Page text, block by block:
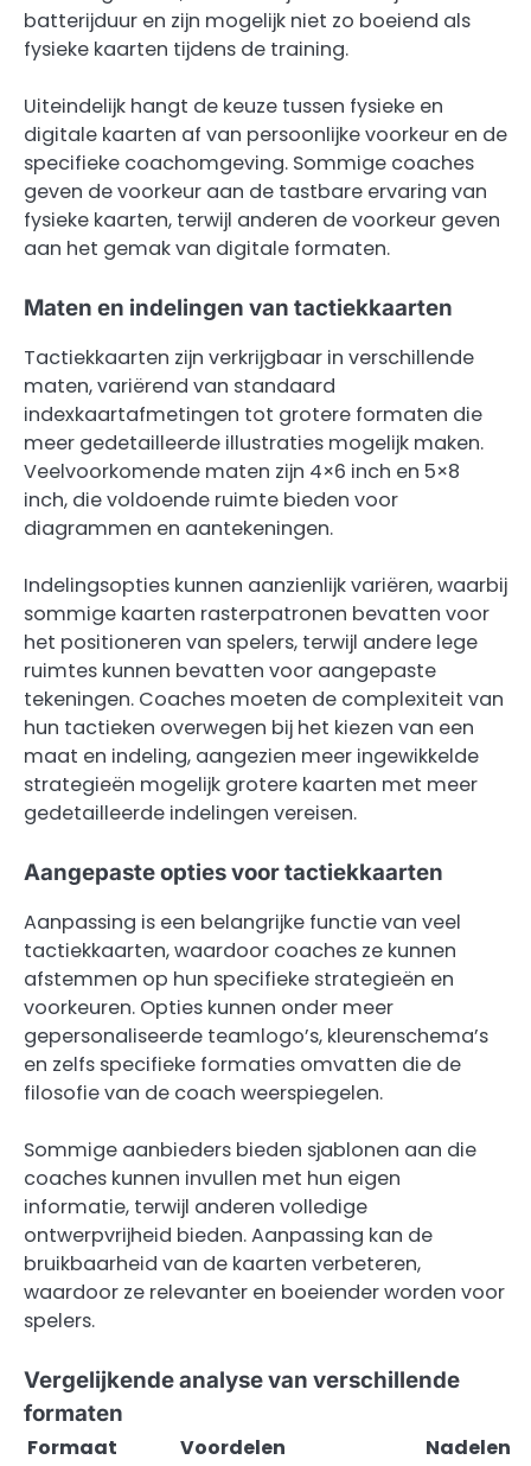
batterijduur en zijn mogelijk niet zo boeiend als
fysieke kaarten tijdens de training.
Uiteindelijk hangt de keuze tussen fysieke en
digitale kaarten af van persoonlijke voorkeur en de
specifieke coachomgeving. Sommige coaches
geven de voorkeur aan de tastbare ervaring van
fysieke kaarten, terwijl anderen de voorkeur geven
aan het gemak van digitale formaten.
Maten en indelingen van tactiekkaarten
Tactiekkaarten zijn verkrijgbaar in verschillende
maten, variërend van standaard
indexkaartafmetingen tot grotere formaten die
meer gedetailleerde illustraties mogelijk maken.
Veelvoorkomende maten zijn 4×6 inch en 5×8
inch, die voldoende ruimte bieden voor
diagrammen en aantekeningen.
Indelingsopties kunnen aanzienlijk variëren, waarbij
sommige kaarten rasterpatronen bevatten voor
het positioneren van spelers, terwijl andere lege
ruimtes kunnen bevatten voor aangepaste
tekeningen. Coaches moeten de complexiteit van
hun tactieken overwegen bij het kiezen van een
maat en indeling, aangezien meer ingewikkelde
strategieën mogelijk grotere kaarten met meer
gedetailleerde indelingen vereisen.
Aangepaste opties voor tactiekkaarten
Aanpassing is een belangrijke functie van veel
tactiekkaarten, waardoor coaches ze kunnen
afstemmen op hun specifieke strategieën en
voorkeuren. Opties kunnen onder meer
gepersonaliseerde teamlogo’s, kleurenschema’s
en zelfs specifieke formaties omvatten die de
filosofie van de coach weerspiegelen.
Sommige aanbieders bieden sjablonen aan die
coaches kunnen invullen met hun eigen
informatie, terwijl anderen volledige
ontwerpvrijheid bieden. Aanpassing kan de
bruikbaarheid van de kaarten verbeteren,
waardoor ze relevanter en boeiender worden voor
spelers.
Vergelijkende analyse van verschillende
formaten
Formaat
Voordelen Nadelen